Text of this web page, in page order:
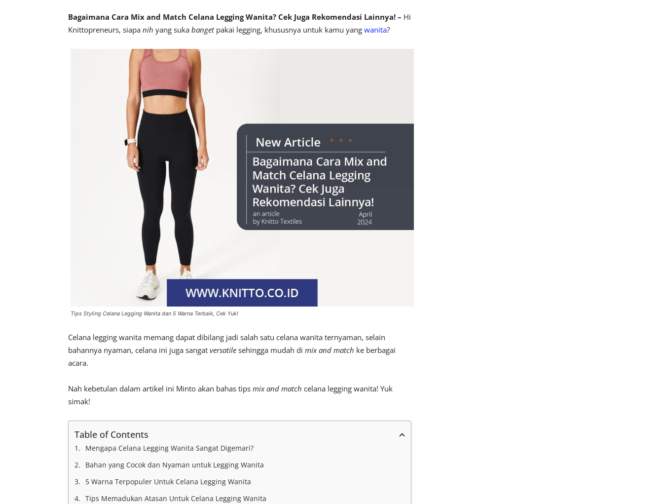
Bagaimana Cara Mix and Match Celana Legging Wanita? Cek Juga Rekomendasi Lainnya! – Hi
Knittopreneurs, siapa nih yang suka bangetpakai legging, khususnya untuk kamu yang wanita?
Tips Styling Celana Legging Wanita dan 5 Warna Terbaik, Cek Yuk!
Celana legging wanita memang dapat dibilang jadi salah satu celana wanita ternyaman, selain
bahannya nyaman, celana ini juga sangat versatile sehingga mudah di mix and match ke berbagai
acara.
Nah kebetulan dalam artikel ini Minto akan bahas tips mix and match celana legging wanita! Yuk
simak!
Table of Contents
Mengapa Celana Legging Wanita Sangat Digemari?
Bahan yang Cocok dan Nyaman untuk Legging Wanita
5 Warna Terpopuler Untuk Celana Legging Wanita
Tips Memadukan Atasan Untuk Celana Legging Wanita